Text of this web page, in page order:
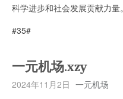
科学进步和社会发展贡献力量。
#35#
一元机场.xzy
2024年11月2日 一元机场